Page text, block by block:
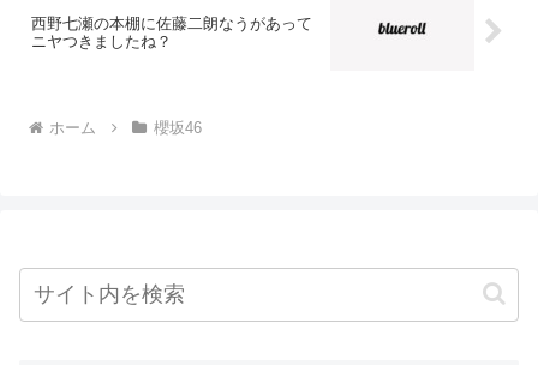
西野七瀬の本棚に佐藤二朗なうがあって
ニヤつきましたね？
ホーム 櫻坂46